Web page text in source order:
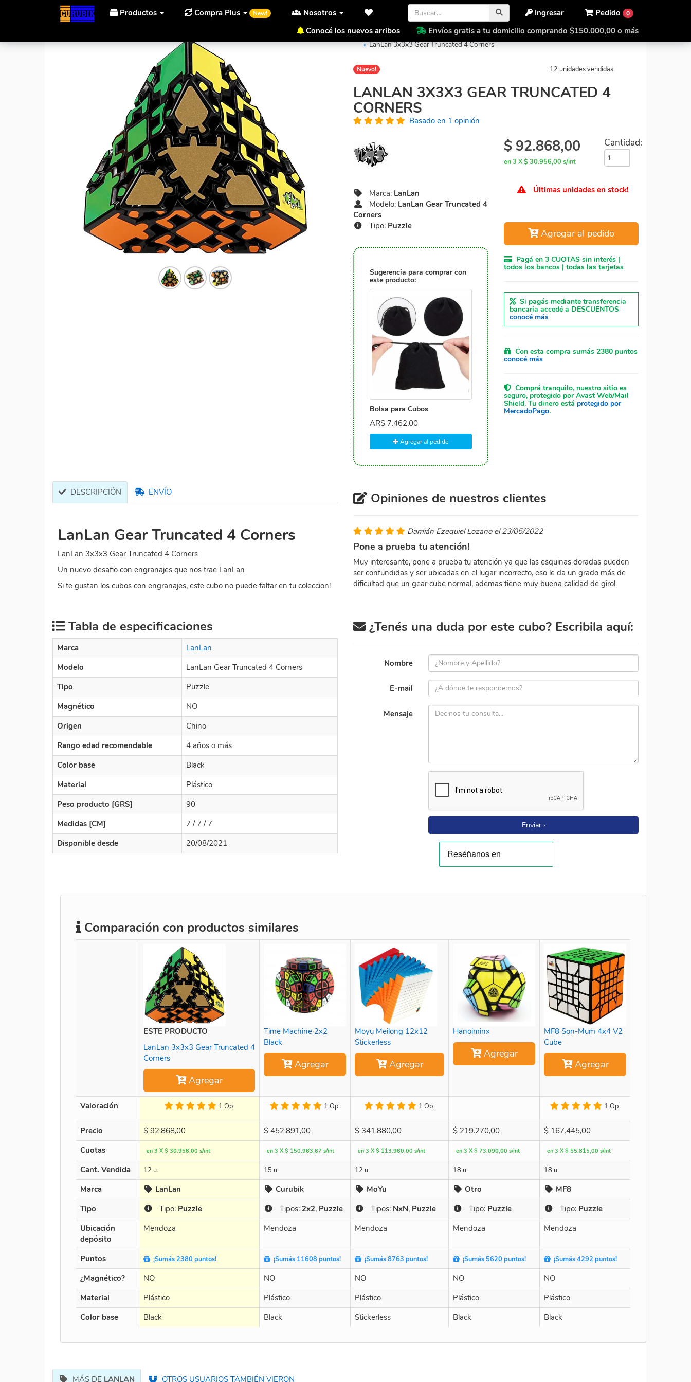
Productos Compra Plus New! Nosotros Pedido 0
Ingresar
Conocé los nuevos arribos
Envíos gratis a tu domicilio comprando $150.000,00 o más
Inicio LanLan
LanLan Gear Truncated 4 Corners
LanLan 3x3x3 Gear Truncated 4 Corners
Nuevo! 12 unidades vendidas
LANLAN 3X3X3 GEAR TRUNCATED 4
CORNERS
Basado en 1 opinión
Marca: LanLan
Modelo: LanLan Gear Truncated 4
Corners
Tipo: Puzzle
Sugerencia para comprar con
este producto:
Bolsa para Cubos
ARS 7.462,00
Agregar al pedido
$ 92.868,00
en 3 X $ 30.956,00 s/int
Cantidad:
Últimas unidades en stock!
Agregar al pedido
Pagá en 3 CUOTAS sin interés |
todos los bancos | todas las tarjetas
Si pagás mediante transferencia
bancaria accedé a DESCUENTOS
conocé más
Con esta compra sumás 2380 puntos
conocé más
Comprá tranquilo, nuestro sitio es
seguro, protegido por Avast Web/Mail
Shield. Tu dinero está protegido por
MercadoPago.
DESCRIPCIÓN ENVÍO
LanLan Gear Truncated 4 Corners
LanLan 3x3x3 Gear Truncated 4 Corners
Un nuevo desafio con engranajes que nos trae LanLan
Si te gustan los cubos con engranajes, este cubo no puede faltar en tu coleccion!
Tabla de especificaciones
Marca
LanLan
Modelo
LanLan Gear Truncated 4 Corners
Tipo
Puzzle
Magnético
NO
Origen
Chino
Rango edad recomendable
4 años o más
Color base
Black
Material
Plástico
Peso producto [GRS]
90
Medidas [CM]
7 / 7 / 7
Disponible desde
20/08/2021
Opiniones de nuestros clientes
Damián Ezequiel Lozano el 23/05/2022
Pone a prueba tu atención!
Muy interesante, pone a prueba tu atención ya que las esquinas doradas pueden
ser confundidas y ser ubicadas en el lugar incorrecto, eso le da un grado más de
dificultad que un gear cube normal, ademas tiene muy buena calidad de giro!
¿Tenés una duda por este cubo? Escribila aquí:
Nombre
E-mail
Mensaje
Enviar ›
Comparación con productos similares
ESTE PRODUCTO
LanLan 3x3x3 Gear Truncated 4
Corners
Agregar
Time Machine 2x2
Black
Agregar
Moyu Meilong 12x12
Stickerless
Agregar
Hanoiminx
Agregar
MF8 Son-Mum 4x4 V2
Cube
Agregar
Valoración 1 Op. 1 Op. 1 Op. 1 Op.
Precio $ 92.868,00 $ 452.891,00 $ 341.880,00 $ 219.270,00 $ 167.445,00
Cuotas
en 3 X $ 30.956,00 s/int en 3 X $ 150.963,67 s/int en 3 X $ 113.960,00 s/int en 3 X $ 73.090,00 s/int en 3 X $ 55.815,00 s/int
Cant. Vendida 12 u. 15 u. 12 u. 18 u. 18 u.
Marca LanLan Curubik MoYu Otro
MF8
Tipo
Tipo: Puzzle Tipos: 2x2, Puzzle Tipos: NxN, Puzzle Tipo: Puzzle Tipo: Puzzle
Ubicación
depósito
Mendoza Mendoza Mendoza Mendoza Mendoza
Puntos ¡Sumás 2380 puntos! ¡Sumás 11608 puntos! ¡Sumás 8763 puntos! ¡Sumás 5620 puntos! ¡Sumás 4292 puntos!
¿Magnético? NO NO NO NO
NO
Material
Plástico Plástico Plástico Plástico
Plástico
Color base
Black Black Stickerless Black Black
MÁS DE LANLAN OTROS USUARIOS TAMBIÉN VIERON